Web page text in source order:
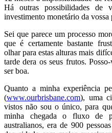
Há outras possibilidades de
investimento monetário da vossa
Sei que parece um processo
que é certamente bastante
olhar para estas alturas mais
tarde dera os seus frutos.
ser boa.
Quanto a minha experiência
(www.ourbrisbane.com), uma
vistos não sou o único, para
minha chegada o fluxo de
australianos, era de 900